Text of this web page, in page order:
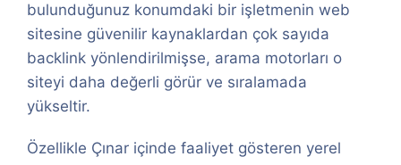
bulunduğunuz konumdaki bir işletmenin web
sitesine güvenilir kaynaklardan çok sayıda
backlink yönlendirilmişse, arama motorları o
siteyi daha değerli görür ve sıralamada
yükseltir.
Özellikle Çınar içinde faaliyet gösteren yerel